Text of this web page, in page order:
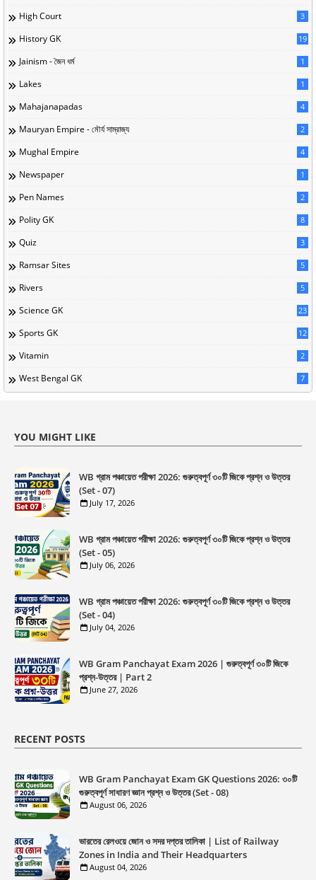
High Court 3
History GK 19
Jainism - জৈন ধর্ম 1
Lakes 1
Mahajanapadas 4
Mauryan Empire - মৌর্য সাম্রাজ্য 2
Mughal Empire 4
Newspaper 1
Pen Names 2
Polity GK 8
Quiz 3
Ramsar Sites 5
Rivers 5
Science GK 23
Sports GK 12
Vitamin 2
West Bengal GK 7
YOU MIGHT LIKE
WB গ্রাম পঞ্চায়েত পরীক্ষা 2026: গুরুত্বপূর্ণ ৩০টি জিকে প্রশ্ন ও উত্তর
(Set - 07)
July 17, 2026
WB গ্রাম পঞ্চায়েত পরীক্ষা 2026: গুরুত্বপূর্ণ ৩০টি জিকে প্রশ্ন ও উত্তর
(Set - 05)
July 06, 2026
WB গ্রাম পঞ্চায়েত পরীক্ষা 2026: গুরুত্বপূর্ণ ৩০টি জিকে প্রশ্ন ও উত্তর
(Set - 04)
July 04, 2026
WB Gram Panchayat Exam 2026 | গুরুত্বপূর্ণ ৩০টি জিকে
প্রশ্ন-উত্তর | Part 2
June 27, 2026
RECENT POSTS
WB Gram Panchayat Exam GK Questions 2026: ৩০টি
গুরুত্বপূর্ণ সাধারণ জ্ঞান প্রশ্ন ও উত্তর (Set - 08)
August 06, 2026
ভারতের রেলওয়ে জোন ও সদর দপ্তর তালিকা | List of Railway
Zones in India and Their Headquarters
August 04, 2026